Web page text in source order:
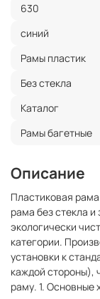
630
синий
Рамы пластик
Без стекла
Каталог
Рамы багетные
Описание
Пластиковая
рама без стекла и
экологически
категории.
установки к
каждой стороны),
раму. 1. Основные